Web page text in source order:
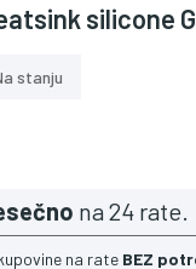
silicone
stanju
na 24 rate.
na rate BEZ